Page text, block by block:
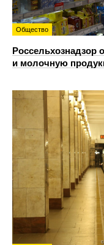
Общество
Россельхознадзор
и молочную